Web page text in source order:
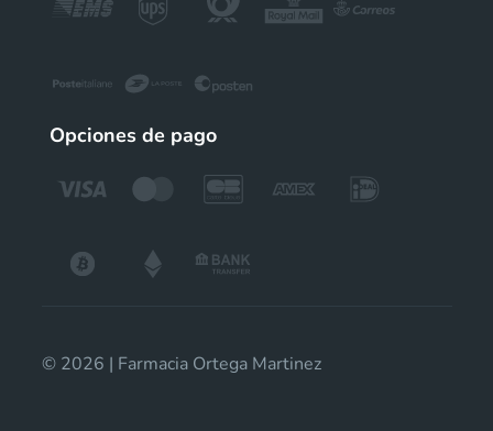
Opciones de pago
© 2026 | Farmacia Ortega Martinez